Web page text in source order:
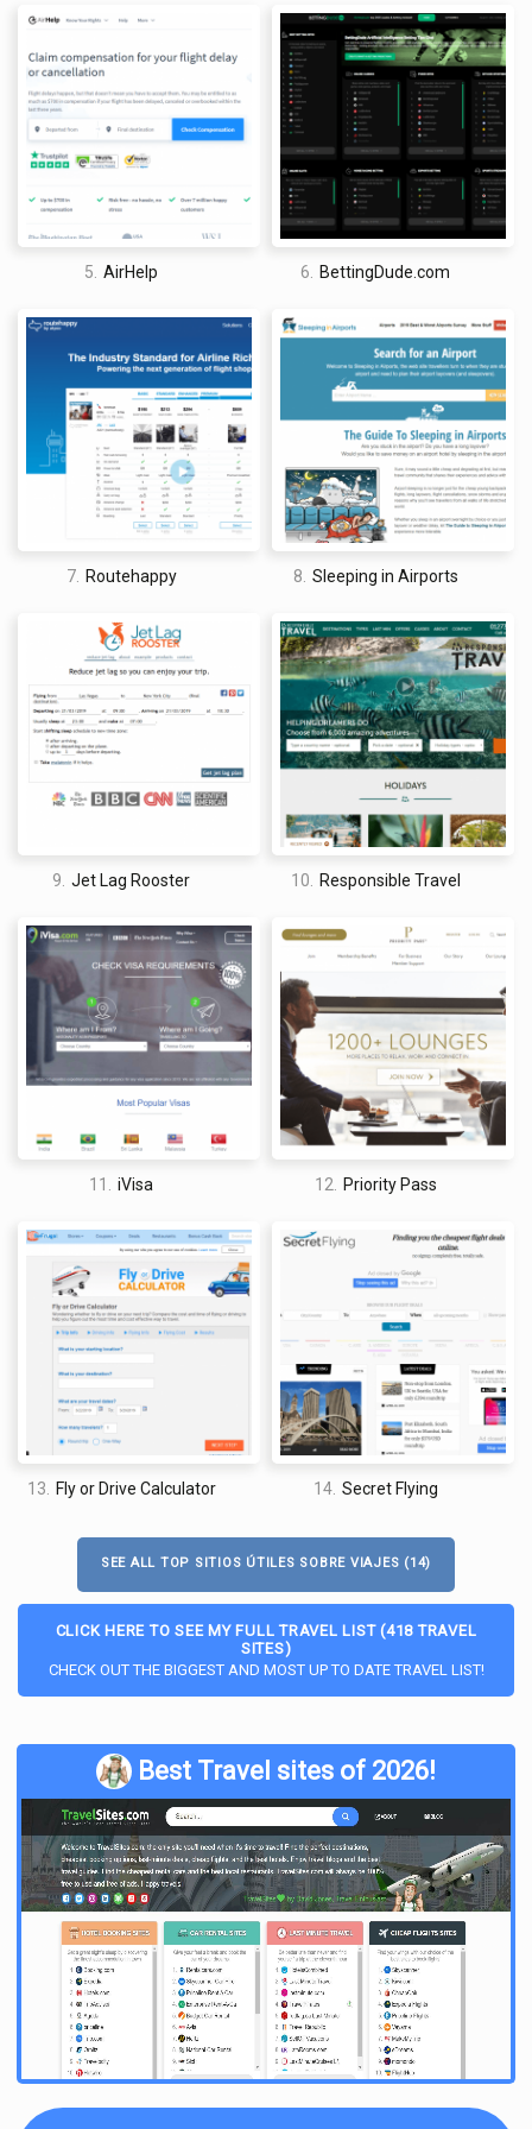
traveled the world twice, so I am sharing my firsthand
knowledge about everything related to travel and spending
time abroad.
5. AirHelp 6. BettingDude.com
7. Routehappy 8. Sleeping in Airports
9. Jet Lag Rooster 10. Responsible Travel
11. iVisa 12. Priority Pass
13. Fly or Drive Calculator 14. Secret Flying
SEE ALL TOP SITIOS ÚTILES SOBRE VIAJES (14)
CLICK HERE TO SEE MY FULL TRAVEL LIST (418 TRAVEL
SITES)
CHECK OUT THE BIGGEST AND MOST UP TO DATE TRAVEL LIST!
Best Travel sites of 2026!